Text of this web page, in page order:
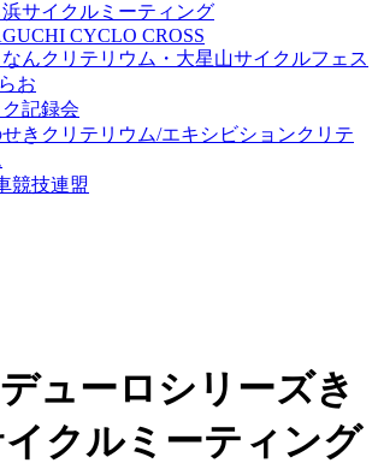
サイクルミーティング
CYCLO CROSS
なんクリテリウム・大星山サイクルフェス
お
ク記録会
せきクリテリウム/エキシビションクリテ
競技連盟
ューロシリーズき
クルミーティング